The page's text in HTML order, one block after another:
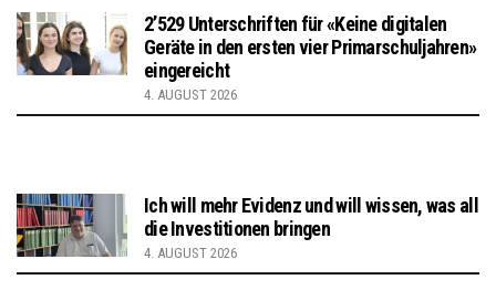
2’529 Unterschriften für «Keine digitalen
Geräte in den ersten vier Primarschuljahren»
eingereicht
4. AUGUST 2026
Ich will mehr Evidenz und will wissen, was all
die Investitionen bringen
4. AUGUST 2026